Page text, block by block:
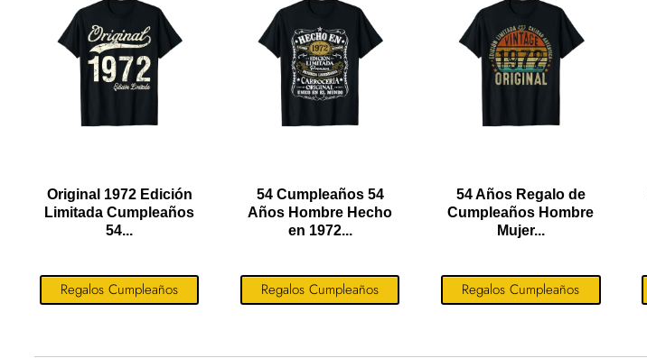
Original 1972 Edición
Limitada Cumpleaños
54...
Regalos Cumpleaños
54 Cumpleaños 54
Años Hombre Hecho
en 1972...
Regalos Cumpleaños
54 Años Regalo de
Cumpleaños Hombre
Mujer...
Regalos Cumpleaños